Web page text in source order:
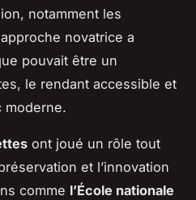
notamment les
novatrice a
pouvait être un
le rendant accessible et
moderne.
ont joué un rôle tout
et l’innovation
comme l’École nationale